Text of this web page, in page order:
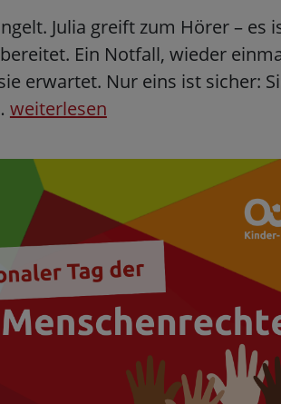
Julia greift zum Hörer – es
Ein Notfall, wieder
erwartet. Nur eins ist sicher:
weiterlesen